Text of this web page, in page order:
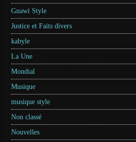
Gnawi Style
Justice et Faits divers
kabyle
La Une
Mondial
Musique
musique style
Non classé
Nouvelles